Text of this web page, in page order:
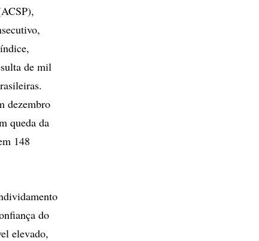
de mil
dezembro
queda da
148
do
elevado,